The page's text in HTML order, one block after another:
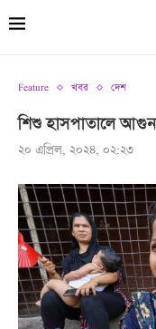
Feature খবর দেশ
শিশু হাসপাতালে
২০ এপ্রিল, ২০২৪, ০২:২৩